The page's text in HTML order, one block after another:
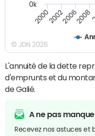
2000200220062008
0k
© JDN 2026
L'annuité de la dette
d'emprunts et du
de Galié.
A ne pas
Recevez nos astuces